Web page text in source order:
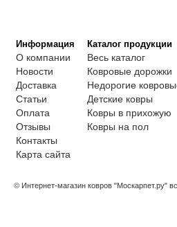
Информация Каталог продукции
О компании Весь каталог
Новости
Ковровые дорожки
Доставка
Недорогие
Статьи
Детские ковры
Оплата
Ковры в прихожую
Отзывы
Ковры на пол
Контакты
Карта сайта
© Интернет-магазин ковров "Москарпет.ру"